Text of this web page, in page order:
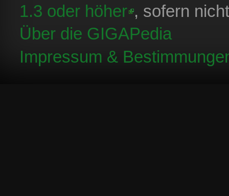
1.3 oder höher , sofern
Über die GIGAPedia
Impressum &